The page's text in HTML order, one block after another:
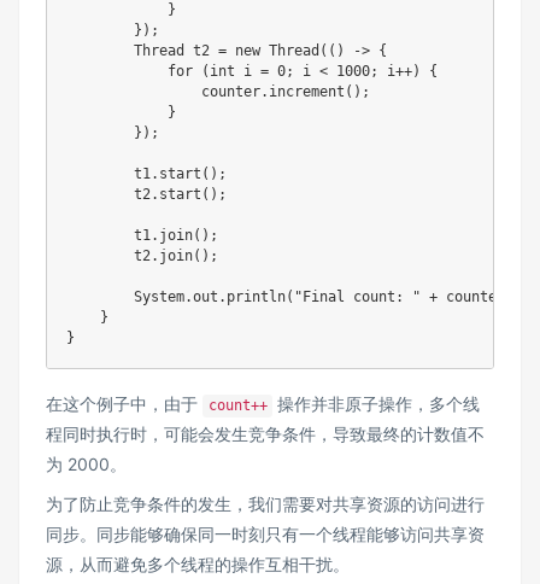
            }
        });
        Thread t2 = new Thread(() -> {
            for (int i = 0; i < 1000; i++) {
                counter.increment();
            }
        });
        t1.start();
        t2.start();
        t1.join();
        t2.join();
System.out.println("Final count: " +
    }
在这个例子中，由于 count++ 操作并非原子操作，多个线
程同时执行时，可能会发生竞争条件，导致最终的计数值不
为 2000。
为了防止竞争条件的发生，我们需要对共享资源的访问进行
同步。同步能够确保同一时刻只有一个线程能够访问共享资
源，从而避免多个线程的操作互相干扰。